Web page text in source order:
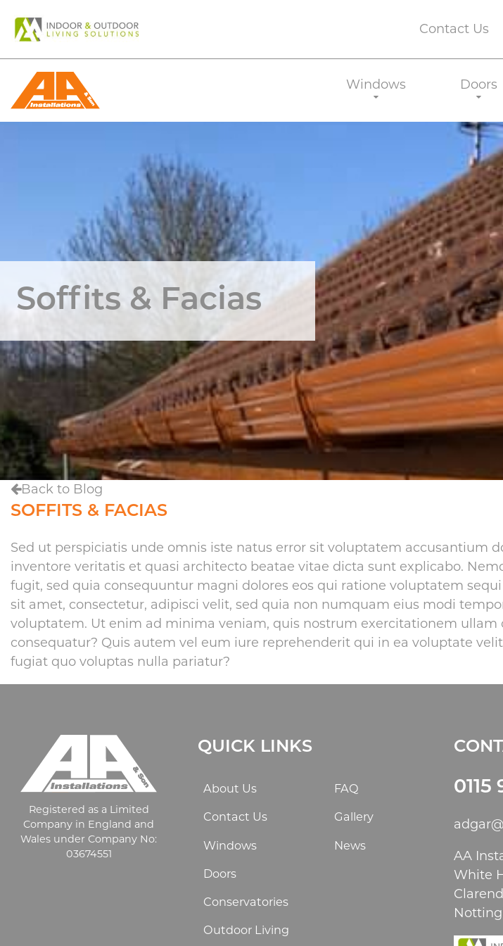
content
Contact Us
Windows Doors
Soffits & Facias
Back to Blog
SOFFITS & FACIAS
Sed ut perspiciatis unde omnis iste natus error sit voluptatem accusantium
inventore veritatis et quasi architecto beatae vitae dicta sunt explicabo.
fugit, sed quia consequuntur magni dolores eos qui ratione voluptatem
sit amet, consectetur, adipisci velit, sed quia non numquam eius modi
voluptatem. Ut enim ad minima veniam, quis nostrum exercitationem
consequatur? Quis autem vel eum iure reprehenderit qui in ea voluptate
fugiat quo voluptas nulla pariatur?
Registered as a Limited
Company in England and
Wales under Company No:
03674551
QUICK LINKS
About Us
Contact Us
Windows
Doors
Conservatories
Outdoor Living
FAQ
Gallery
News
0115
AA
White